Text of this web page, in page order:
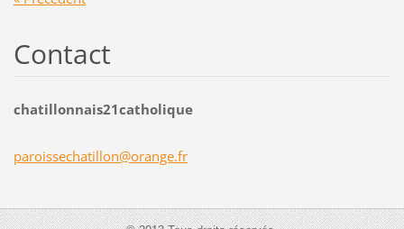
Contact
chatillonnais21catholique
paroissechatillon@orange.fr